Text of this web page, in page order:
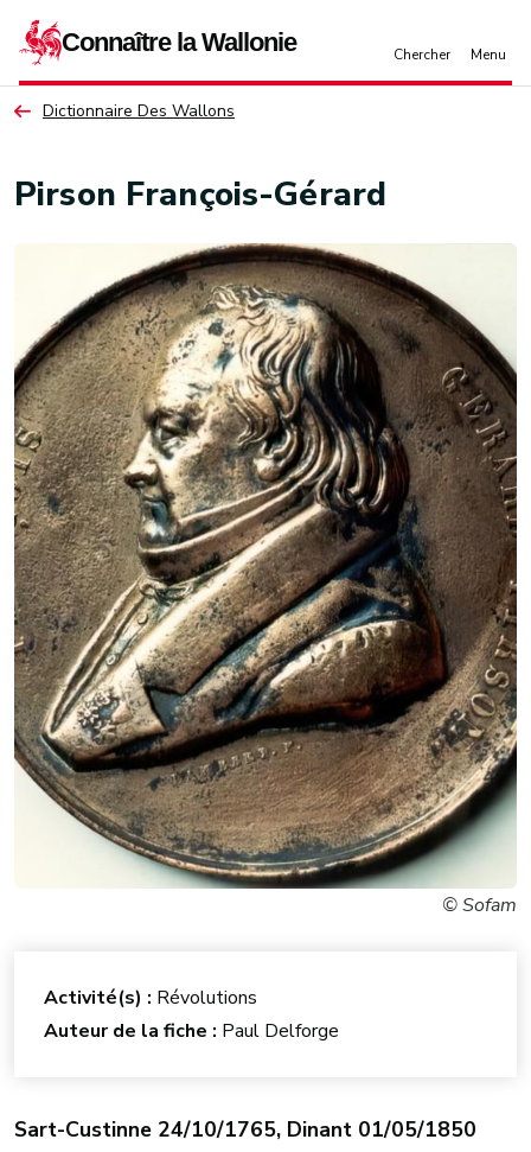
Dictionnaire Des Wallons
Pirson François-Gérard
Sart-Custinne 24/10/1765, Dinant 01/05/1850
© Sofam
Activité(s) : Révolutions
Auteur de la fiche : Paul Delforge